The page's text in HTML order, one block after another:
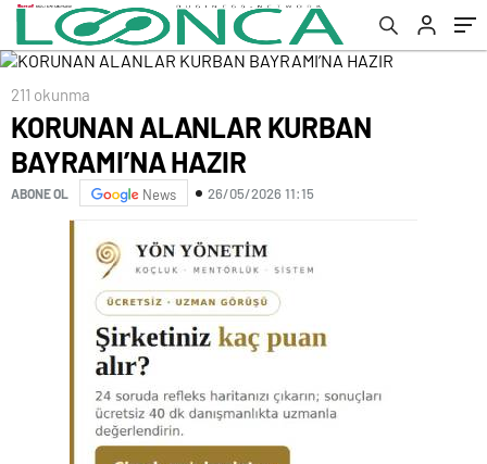
211 okunma
KORUNAN ALANLAR KURBAN
BAYRAMI’NA HAZIR
ABONE OL News 26/05/2026 11:15